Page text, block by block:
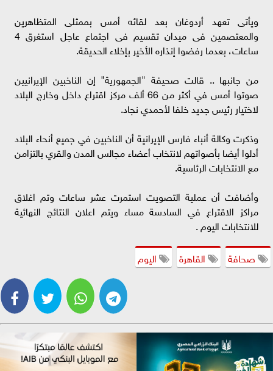
ويأتى تعهد أردوغان بعد لقائه أمس بممثلى المتظاهرين
والمعتصمين فى ميدان تقسيم فى اجتماع عاجل استغرق 4
ساعات، بعدما رفضوا إنذاره الأخير بإخلاء الحديقة.
من جانبها .. قالت صحيفة "الجمهورية" إن الناخبين الإيرانيين
صوتوا أمس في أكثر من 66 ألف مركز اقتراع داخل وخارج البلاد
لاختيار رئيس جديد خلفا لأحمدي نجاد.
وذكرت وكالة أنباء فارس الإيرانية أن الناخبين في جميع أنحاء البلاد
أدلوا أيضا بأصواتهم لانتخاب أعضاء مجالس المدن والقري بالتزامن
مع الانتخابات الرئاسية.
وأضافت أن عملية التصويت استمرت عشر ساعات وتم اغلاق
مراكز الاقتراع في السادسة مساء ويتم اعلان النتائج النهائية
للانتخابات اليوم .
صحافة
القاهرة اليوم